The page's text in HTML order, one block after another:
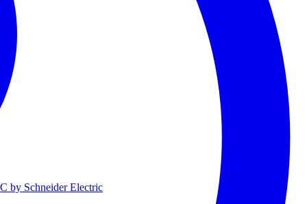
by Schneider Electric